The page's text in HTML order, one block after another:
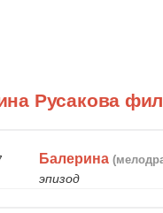
Русакова
Балерина
эпизод